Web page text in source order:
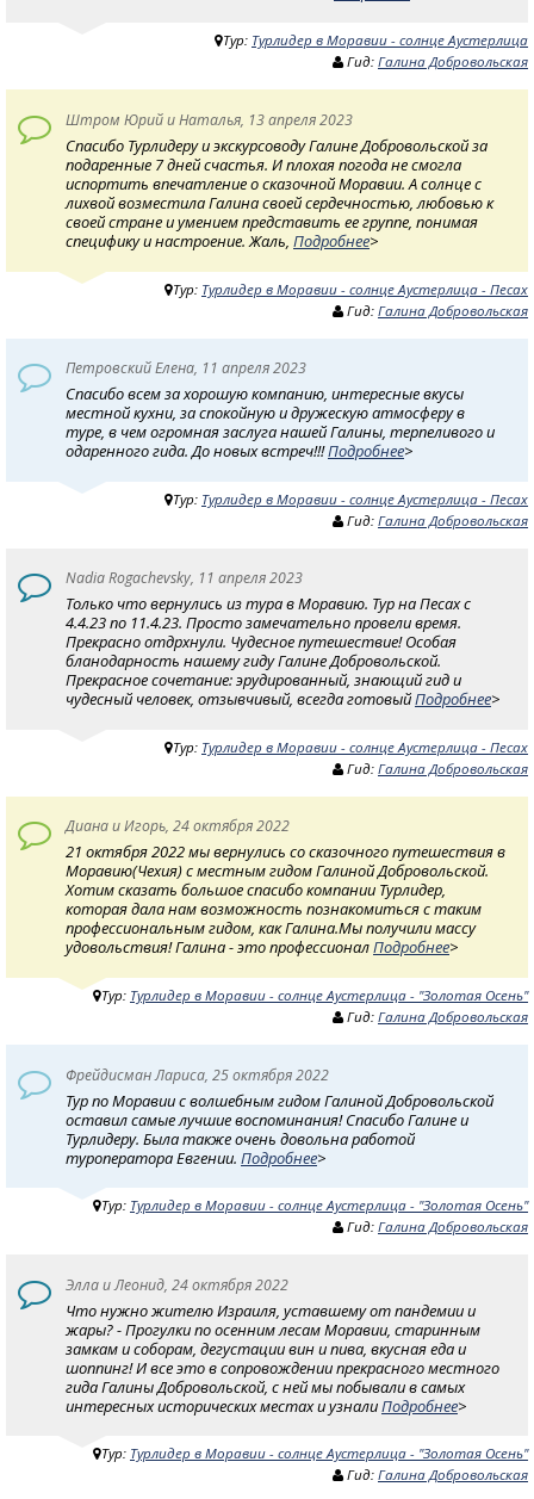
Тур: Турлидер в Моравии - солнце Аустерлица
Гид: Галина Добровольская
Штром Юрий и Наталья, 13 апреля 2023
Спасибо Турлидеру и экскурсоводу Галине Добровольской за
подаренные 7 дней счастья. И плохая погода не смогла
испортить впечатление о сказочной Моравии. А солнце с
лихвой возместила Галина своей сердечностью, любовью к
своей стране и умением представить ее группе, понимая
специфику и настроение. Жаль, Подробнее>
Тур: Турлидер в Моравии - солнце Аустерлица - Песах
Гид: Галина Добровольская
Петровский Елена, 11 апреля 2023
Спасибо всем за хорошую компанию, интересные вкусы
местной кухни, за спокойную и дружескую атмосферу в
туре, в чем огромная заслуга нашей Галины, терпеливого и
одаренного гида. До новых встреч!!!Подробнее>
Тур: Турлидер в Моравии - солнце Аустерлица - Песах
Гид: Галина Добровольская
Nadia Rogachevsky, 11 апреля 2023
Только что вернулись из тура в Моравию. Тур на Песах с
4.4.23 по 11.4.23. Просто замечательно провели время.
Прекрасно отдрхнули. Чудесное путешествие! Особая
бланодарность нашему гиду Галине Добровольской.
Прекрасное сочетание: эрудированный, знающий гид и
чудесный человек, отзывчивый, всегда готовыйПодробнее>
Тур: Турлидер в Моравии - солнце Аустерлица - Песах
Гид: Галина Добровольская
Диана и Игорь, 24 октября 2022
21 октября 2022 мы вернулись со сказочного путешествия в
Моравию(Чехия) с местным гидом Галиной Добровольской.
Хотим сказать большое спасибо компании Турлидер,
которая дала нам возможность познакомиться с таким
профессиональным гидом, как Галина.Мы получили массу
удовольствия! Галина - это профессионалПодробнее>
Тур: Турлидер в Моравии - солнце Аустерлица - "Золотая Осень"
Гид: Галина Добровольская
Фрейдисман Лариса, 25 октября 2022
Тур по Моравии с волшебным гидом Галиной Добровольской
оставил самые лучшие воспоминания! Спасибо Галине и
Турлидеру. Была также очень довольна работой
туроператора Евгении. Подробнее>
Тур: Турлидер в Моравии - солнце Аустерлица - "Золотая Осень"
Гид: Галина Добровольская
Элла и Леонид, 24 октября 2022
Что нужно жителю Израиля, уставшему от пандемии и
жары? - Прогулки по осенним лесам Моравии, старинным
замкам и соборам, дегустации вин и пива, вкусная еда и
шоппинг! И все это в сопровождении прекрасного местного
гида Галины Добровольской, с ней мы побывали в самых
интересных исторических местах и узналиПодробнее>
Тур: Турлидер в Моравии - солнце Аустерлица - "Золотая Осень"
Гид: Галина Добровольская